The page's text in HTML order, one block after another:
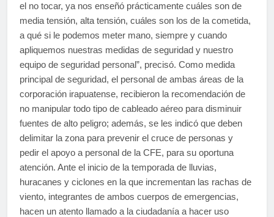
el no tocar, ya nos enseñó prácticamente cuáles son de
media tensión, alta tensión, cuáles son los de la cometida,
a qué si le podemos meter mano, siempre y cuando
apliquemos nuestras medidas de seguridad y nuestro
equipo de seguridad personal”, precisó. Como medida
principal de seguridad, el personal de ambas áreas de la
corporación irapuatense, recibieron la recomendación de
no manipular todo tipo de cableado aéreo para disminuir
fuentes de alto peligro; además, se les indicó que deben
delimitar la zona para prevenir el cruce de personas y
pedir el apoyo a personal de la CFE, para su oportuna
atención. Ante el inicio de la temporada de lluvias,
huracanes y ciclones en la que incrementan las rachas de
viento, integrantes de ambos cuerpos de emergencias,
hacen un atento llamado a la ciudadanía a hacer uso